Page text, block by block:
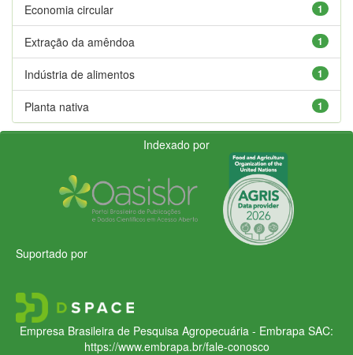
1
Economia circular
1
Extração da amêndoa
1
Indústria de alimentos
1
Planta nativa
Indexado por
Suportado por
Empresa Brasileira de Pesquisa Agropecuária - Embrapa SAC:
https://www.embrapa.br/fale-conosco